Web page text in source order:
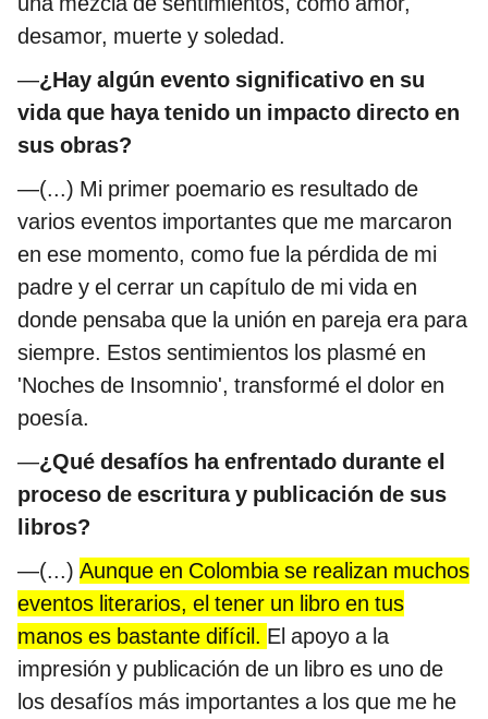
desamor, muerte y soledad.
—¿Hay algún evento significativo en su
vida que haya tenido un impacto directo en
sus obras?
—(...) Mi primer poemario es resultado de
varios eventos importantes que me marcaron
en ese momento, como fue la pérdida de mi
padre y el cerrar un capítulo de mi vida en
donde pensaba que la unión en pareja era para
siempre. Estos sentimientos los plasmé en
'Noches de Insomnio', transformé el dolor en
poesía.
—¿Qué desafíos ha enfrentado durante el
proceso de escritura y publicación de sus
libros?
—(...) Aunque en Colombia se realizan muchos
eventos literarios, el tener un libro en tus
manos es bastante difícil. El apoyo a la
impresión y publicación de un libro es uno de
los desafíos más importantes a los que me he